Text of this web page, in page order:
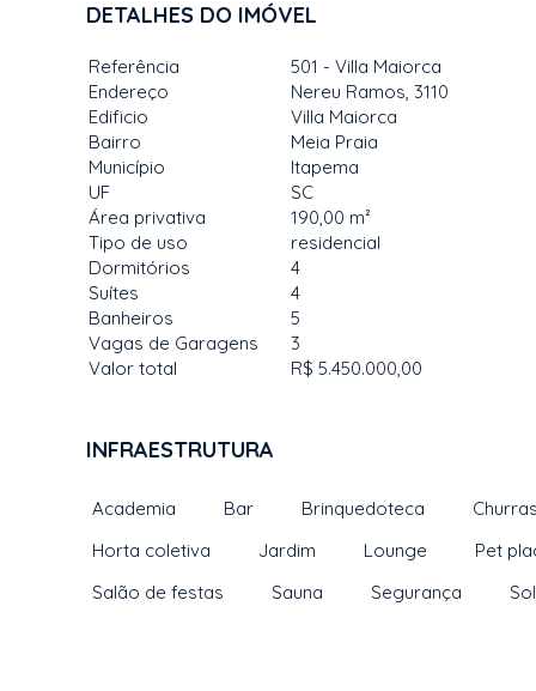
DETALHES DO IMÓVEL
Referência
501 - Villa Maiorca
Endereço
Nereu Ramos, 3110
Edificio
Villa Maiorca
Bairro
Meia Praia
Município
Itapema
UF
SC
Área privativa
190,00 m²
Tipo de uso
residencial
Dormitórios
4
Suítes
4
Banheiros
5
Vagas de Garagens
3
Valor total
R$ 5.450.000,00
INFRAESTRUTURA
Academia Bar Brinquedoteca
Horta coletiva
Jardim Lounge
Pet
Salão de festas
Sauna Segurança